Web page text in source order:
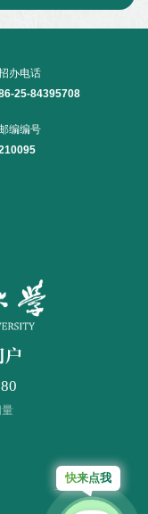
办电话
25-84395708
编编号
快来点我